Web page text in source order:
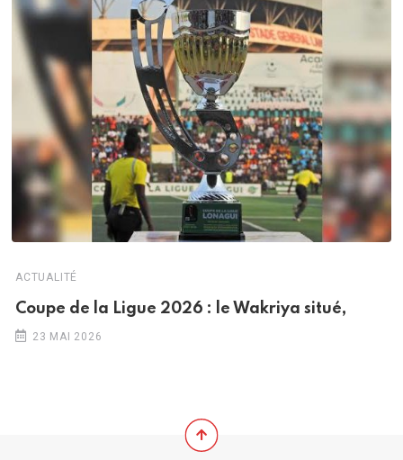
ACTUALITÉ
Coupe de la Ligue 2026 : le Wakriya situé,
23 MAI 2026